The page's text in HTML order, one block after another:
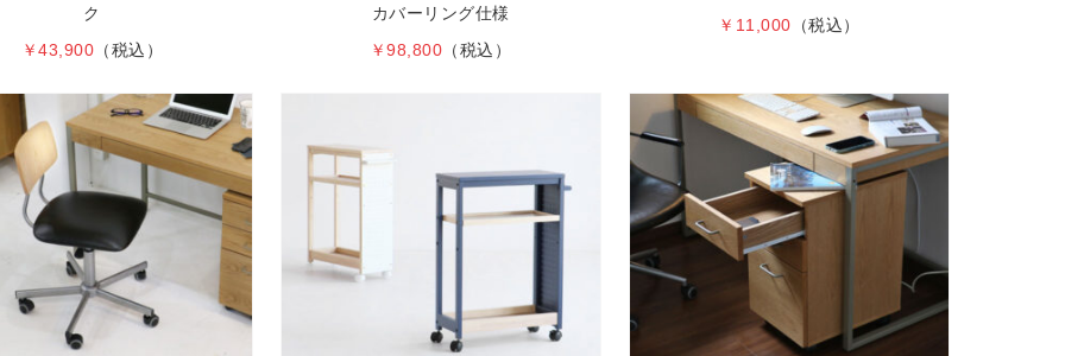
ク
￥43,900 （税込）
カバーリング仕様
￥98,800 （税込）
￥11,000 （税込）